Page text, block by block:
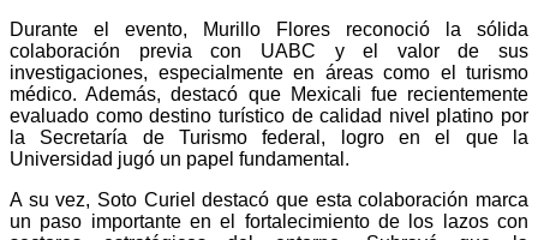
Durante el evento, Murillo Flores reconoció la sólida
colaboración previa con UABC y el valor de sus
investigaciones, especialmente en áreas como el turismo
médico. Además, destacó que Mexicali fue recientemente
evaluado como destino turístico de calidad nivel platino por
la Secretaría de Turismo federal, logro en el que la
Universidad jugó un papel fundamental.
A su vez, Soto Curiel destacó que esta colaboración marca
un paso importante en el fortalecimiento de los lazos con